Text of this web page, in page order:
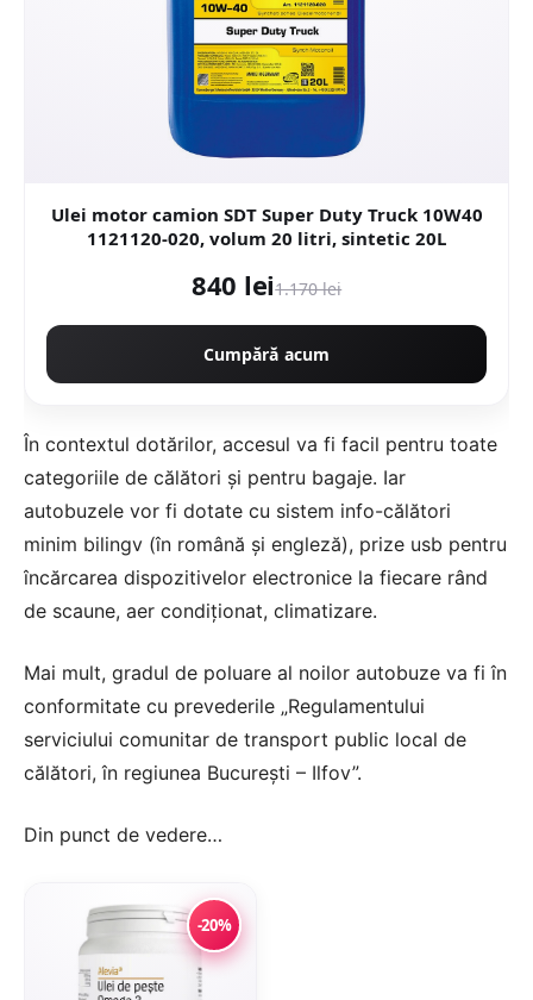
Ulei motor camion SDT Super Duty Truck 10W40
1121120-020, volum 20 litri, sintetic 20L
840 lei1.170 lei
Cumpără acum
În contextul dotărilor, accesul va fi facil pentru toate
categoriile de călători şi pentru bagaje. Iar
autobuzele vor fi dotate cu sistem info-călători
minim bilingv (în română şi engleză), prize usb pentru
încărcarea dispozitivelor electronice la fiecare rând
de scaune, aer condiţionat, climatizare.
Mai mult, gradul de poluare al noilor autobuze va fi în
conformitate cu prevederile „Regulamentului
serviciului comunitar de transport public local de
călători, în regiunea Bucureşti – Ilfov”.
Din punct de vedere…
-20%